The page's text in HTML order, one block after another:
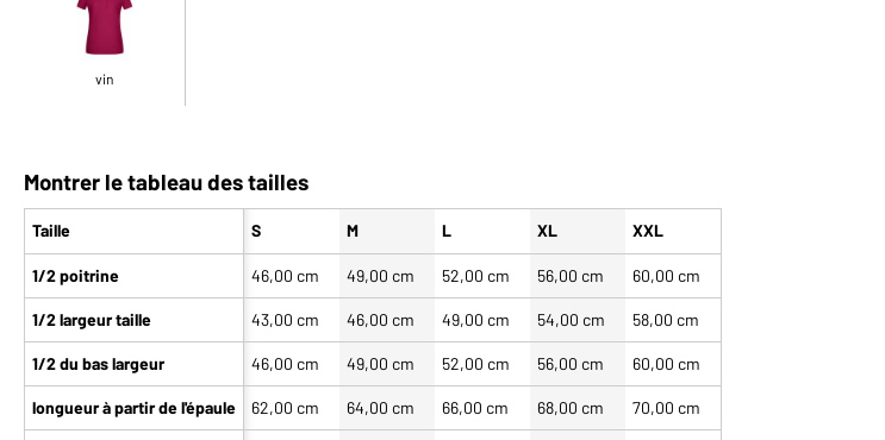
vin
Montrer le tableau des tailles
Taille
1/2 poitrine
1/2 largeur taille
1/2 du bas largeur
longueur à partir de l'épaule
S M L XL XXL
46,00 cm 49,00 cm 52,00 cm 56,00 cm 60,00 cm
43,00 cm 46,00 cm 49,00 cm 54,00 cm 58,00 cm
46,00 cm 49,00 cm 52,00 cm 56,00 cm 60,00 cm
62,00 cm 64,00 cm 66,00 cm 68,00 cm 70,00 cm